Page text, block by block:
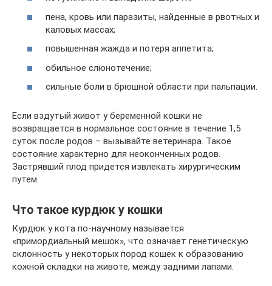
пена, кровь или паразиты, найденные в рвотных и
каловых массах;
повышенная жажда и потеря аппетита;
обильное слюнотечение;
сильные боли в брюшной области при пальпации.
Если вздутый живот у беременной кошки не
возвращается в нормальное состояние в течение 1,5
суток после родов – вызывайте ветеринара. Такое
состояние характерно для неоконченных родов.
Застрявший плод придется извлекать хирургическим
путем.
Что такое курдюк у кошки
Курдюк у кота по-научному называется
«примордиальный мешок», что означает генетическую
склонность у некоторых пород кошек к образованию
кожной складки на животе, между задними лапами.